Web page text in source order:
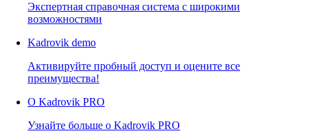
Экспертная справочная система с широкими
возможностями
Kadrovik demo
Активируйте пробный доступ и оцените все
преимущества!
О Kadrovik PRO
Узнайте больше о Kadrovik PRO